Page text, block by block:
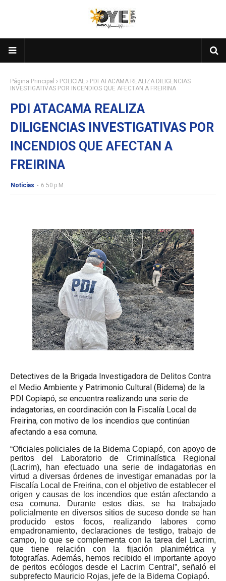
Página Principal POLICIAL
PDI ATACAMA REALIZA DILIGENCIAS
INVESTIGATIVAS POR INCENDIOS QUE AFECTAN A FREIRINA
PDI ATACAMA REALIZA
DILIGENCIAS INVESTIGATIVAS POR
INCENDIOS QUE AFECTAN A
FREIRINA
Noticias - 6:50 P.m.
Detectives de la Brigada Investigadora de Delitos Contra
el Medio Ambiente y Patrimonio Cultural (Bidema) de la
PDI Copiapó, se encuentra realizando una serie de
indagatorias, en coordinación con la Fiscalía Local de
Freirina, con motivo de los incendios que continúan
afectando a esa comuna.
“Oficiales policiales de la Bidema Copiapó, con apoyo de
peritos del Laboratorio de Criminalística Regional
(Lacrim), han efectuado una serie de indagatorias en
virtud a diversas órdenes de investigar emanadas por la
Fiscalía Local de Freirina, con el objetivo de establecer el
origen y causas de los incendios que están afectando a
esa comuna. Durante estos días, se ha trabajado
policialmente en diversos sitios de suceso donde se han
producido estos focos, realizando labores como
empadronamiento, declaraciones de testigo, trabajo de
campo, lo que se complementa con la tarea del Lacrim,
que tiene relación con la fijación planimétrica y
fotografías. Además, hemos recibido el importante apoyo
de peritos ecólogos desde el Lacrim Central”, señaló el
subprefecto Mauricio Rojas, jefe de la Bidema Copiapó.